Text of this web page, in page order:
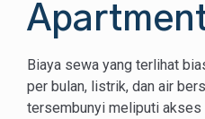
Biaya sewa yang terlihat
per bulan, listrik, dan air
tersembunyi meliputi akses